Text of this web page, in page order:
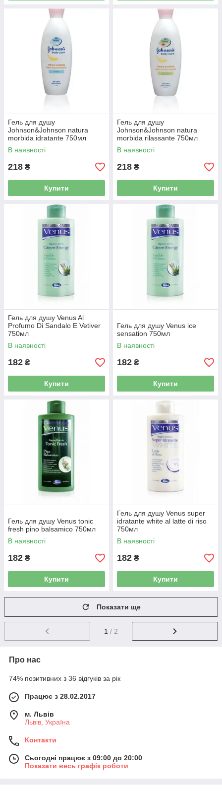
Гель для душу
Johnson&Johnson natura
morbida idratante 750мл
В наявності
218 ₴
Купити
Гель для душу
Johnson&Johnson natura
morbida rilassante 750мл
В наявності
218 ₴
Купити
Гель для душу Venus Al
Profumo Di Sandalo E Vetiver
750мл
В наявності
182 ₴
Купити
Гель для душу Venus ice
sensation 750мл
В наявності
182 ₴
Купити
Гель для душу Venus tonic
fresh pino balsamico 750мл
В наявності
182 ₴
Купити
Гель для душу Venus super
idratante white al latte di riso
750мл
В наявності
182 ₴
Купити
Показати ще
1 / 2
Про нас
74% позитивних з 36 відгуків за рік
Працює з 28.02.2017
м. Львів
Львів, Україна
Контакти
Сьогодні працює з 09:00 до 20:00
Показати весь графік роботи